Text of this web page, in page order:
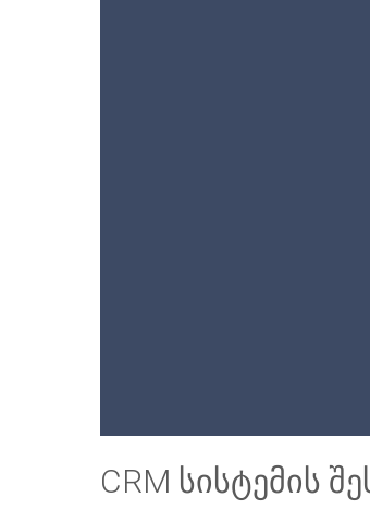
CRM სისტემის